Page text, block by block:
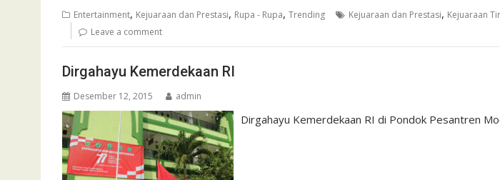
b
o
o
k
s
A
p
p
er e
Entertainment, Kejuaraan dan Prestasi, Rupa - Rupa, Trending Kejuaraan dan Prestasi, Kejuaraan
Leave a comment
Dirgahayu Kemerdekaan RI
Desember 12, 2015 admin
Dirgahayu Kemerdekaan RI di Pondok Pesantren